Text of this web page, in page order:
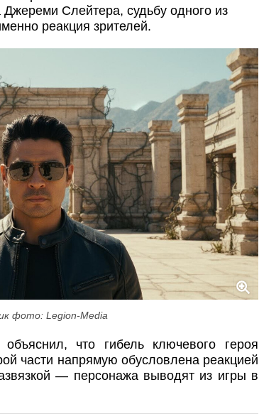
Слейтера, судьбу одного из
реакция зрителей.
фото: Legion-Media
что гибель ключевого героя
части напрямую обусловлена реакцией
— персонажа выводят из игры в